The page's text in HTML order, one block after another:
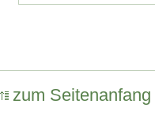
zum Seitenanfang